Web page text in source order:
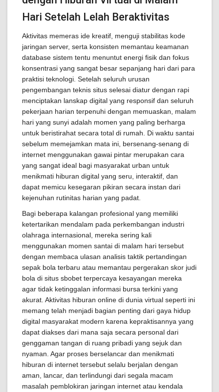
Hari Setelah Lelah Beraktivitas
Aktivitas memeras ide kreatif, menguji stabilitas kode
jaringan server, serta konsisten memantau keamanan
database sistem tentu menuntut energi fisik dan fokus
konsentrasi yang sangat besar sepanjang hari dari para
praktisi teknologi. Setelah seluruh urusan
pengembangan teknis situs selesai diatur dengan rapi
menciptakan lanskap digital yang responsif dan seluruh
pekerjaan harian terpenuhi dengan memuaskan, malam
hari yang sunyi adalah momen yang paling berharga
untuk beristirahat secara total di rumah. Di waktu santai
sebelum memejamkan mata ini, bersenang-senang di
internet menggunakan gawai pintar merupakan cara
yang sangat ideal bagi masyarakat urban untuk
menikmati hiburan digital yang seru, interaktif, dan
dapat memicu kesegaran pikiran secara instan dari
kejenuhan rutinitas harian yang padat.
Bagi beberapa kalangan profesional yang memiliki
ketertarikan mendalam pada perkembangan industri
olahraga internasional, mereka sering kali
menggunakan momen santai di malam hari tersebut
dengan membaca ulasan analisis taktik pertandingan
sepak bola terbaru atau memantau pergerakan skor judi
bola di situs sbobet terpercaya kesayangan mereka
agar tidak ketinggalan informasi bursa terkini yang
akurat. Aktivitas hiburan online di dunia virtual seperti ini
memang telah menjadi bagian penting dari gaya hidup
digital masyarakat modern karena kepraktisannya yang
dapat diakses dari mana saja secara personal dari
genggaman tangan di ruang pribadi yang sejuk dan
nyaman. Agar proses berselancar dan menikmati
hiburan di internet tersebut selalu berjalan dengan
aman, lancar, dan terlindungi dari segala macam
masalah pemblokiran jaringan internet atau kendala